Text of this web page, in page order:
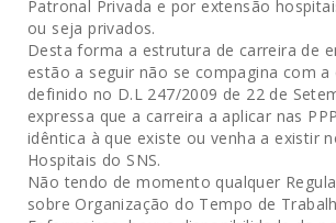
Patronal Privada e por extensão
ou seja privados.
Desta forma a estrutura de carreira de
estão a seguir não se compagina com a
definido no D.L 247/2009 de 22 de
expressa que a carreira a aplicar nas
idêntica à que existe ou venha a existir
Hospitais do SNS.
Não tendo de momento qualquer
sobre Organização do Tempo de